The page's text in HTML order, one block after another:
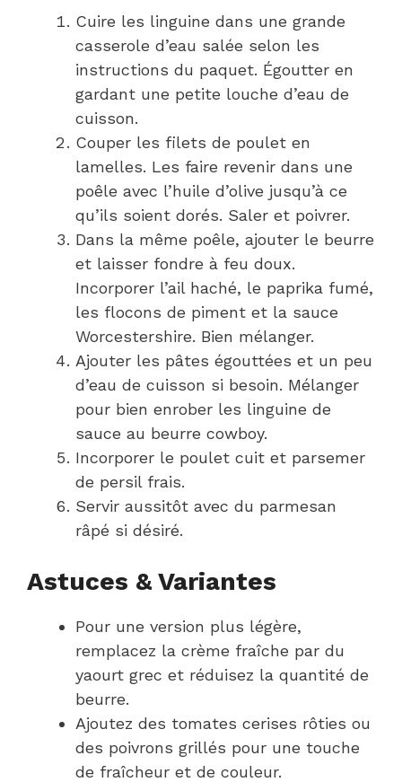
Cuire les linguine dans une grande
casserole d’eau salée selon les
instructions du paquet. Égoutter en
gardant une petite louche d’eau de
cuisson.
Couper les filets de poulet en
lamelles. Les faire revenir dans une
poêle avec l’huile d’olive jusqu’à ce
qu’ils soient dorés. Saler et poivrer.
Dans la même poêle, ajouter le beurre
et laisser fondre à feu doux.
Incorporer l’ail haché, le paprika fumé,
les flocons de piment et la sauce
Worcestershire. Bien mélanger.
Ajouter les pâtes égouttées et un peu
d’eau de cuisson si besoin. Mélanger
pour bien enrober les linguine de
sauce au beurre cowboy.
Incorporer le poulet cuit et parsemer
de persil frais.
Servir aussitôt avec du parmesan
râpé si désiré.
Astuces & Variantes
Pour une version plus légère,
remplacez la crème fraîche par du
yaourt grec et réduisez la quantité de
beurre.
Ajoutez des tomates cerises rôties ou
des poivrons grillés pour une touche
de fraîcheur et de couleur.